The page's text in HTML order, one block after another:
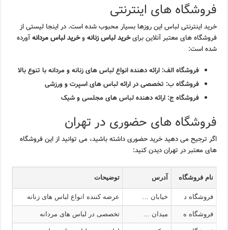
فروشگاه های اینترنتی
خرید اینترنتی لباس این روزها بسیار محبوب شده است. در اینجا لیستی از
فروشگاه های معتبر آنلاین برایخرید لباس زنانهوخرید لباس مردانهآورده
شده است:
فروشگاه الف: ارائه دهنده انواع لباس های زنانه و مردانه با تنوع بالا
فروشگاه ب: تخصصی در ارائه لباس های اسپرت و ورزشی
فروشگاه ج: ارائه دهنده لباس های مجلسی و شیک
فروشگاه های حضوری در تهران
اگر ترجیح می دهید خرید حضوری داشته باشید، می توانید از این فروشگاه
های معتبر در تهران دیدن کنید:
نام فروشگاه آدرس توضیحات
فروشگاه د خیابان … عرضه کننده انواع لباس های زنانه
فروشگاه ه میدان … تخصصی در لباس های مردانه